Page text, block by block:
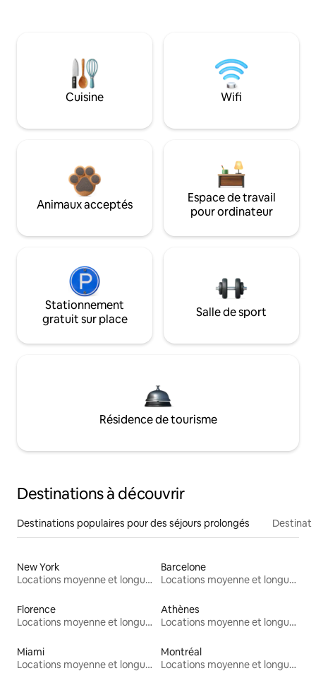
Cuisine Wifi
Animaux acceptés
Espace de travail
pour ordinateur
Stationnement
gratuit sur place
Salle de sport
Résidence de tourisme
Destinations à découvrir
Destinations populaires pour des séjours prolongés
New York
Locations moyenne et longue durée
Barcelone
Locations moyenne et longue durée
Florence
Locations moyenne et longue durée
Athènes
Locations moyenne et longue durée
Miami
Locations moyenne et longue durée
Montréal
Locations moyenne et longue durée